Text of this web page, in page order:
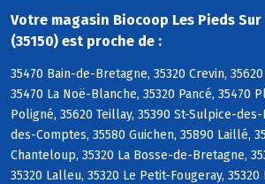
Votre magasin Biocoop Les Pieds Sur
(35150) est proche de :
35470 Bain-de-Bretagne, 35320 Crevin,
35470 La Noë-Blanche, 35320 Pancé, 35470
Poligné, 35620 Teillay, 35390 St-Sulpice-
des-Comptes, 35580 Guichen, 35890 Laillé,
Chanteloup, 35320 La Bosse-de-Bretagne,
35320 Lalleu, 35320 Le Petit-Fougeray,